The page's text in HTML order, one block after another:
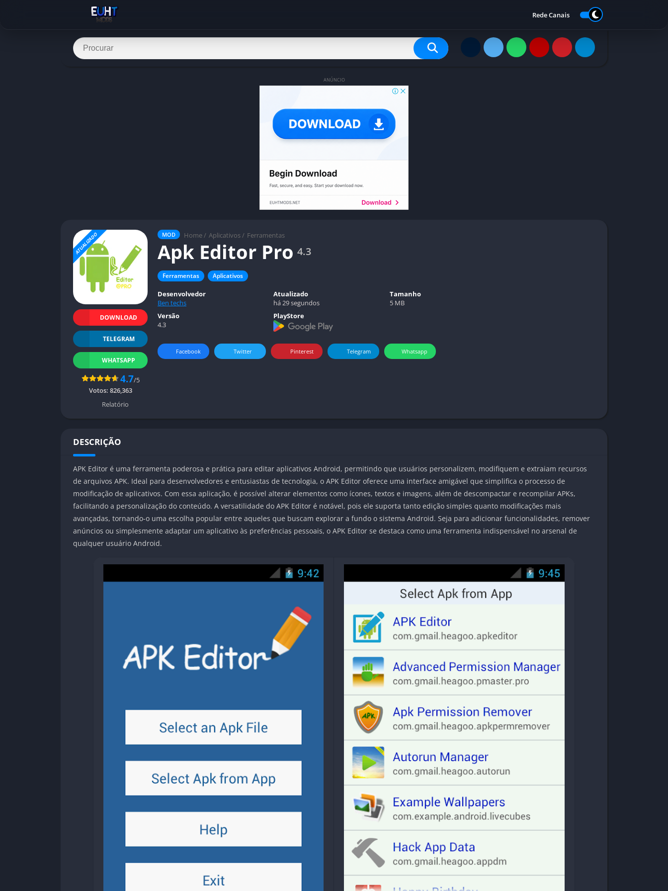
Rede Canais
ANÚNCIO
MOD Home / Aplicativos / Ferramentas
Apk Editor Pro 4.3
Ferramentas Aplicativos
ATUALIZADO
DOWNLOAD
TELEGRAM
WHATSAPP
4.7/5
Votos: 826,363
Relatório
Desenvolvedor
Ben techs
Atualizado
há 29 segundos
Tamanho
5 MB
Versão
4.3
PlayStore
Facebook Twitter Pinterest Telegram Whatsapp
DESCRIÇÃO
APK Editor é uma ferramenta poderosa e prática para editar aplicativos Android, permitindo que usuários personalizem, modifiquem e extraiam recursos
de arquivos APK. Ideal para desenvolvedores e entusiastas de tecnologia, o APK Editor oferece uma interface amigável que simplifica o processo de
modificação de aplicativos. Com essa aplicação, é possível alterar elementos como ícones, textos e imagens, além de descompactar e recompilar APKs,
facilitando a personalização do conteúdo. A versatilidade do APK Editor é notável, pois ele suporta tanto edição simples quanto modificações mais
avançadas, tornando-o uma escolha popular entre aqueles que buscam explorar a fundo o sistema Android. Seja para adicionar funcionalidades, remover
anúncios ou simplesmente adaptar um aplicativo às preferências pessoais, o APK Editor se destaca como uma ferramenta indispensável no arsenal de
qualquer usuário Android.